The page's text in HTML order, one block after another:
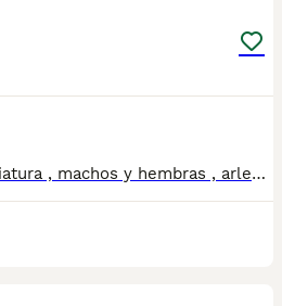
Cachorros de teckel miniatura , machos y hembras , arlequin chocolate ,arlequin , plata , chocolate solido y negro y fuego sólido , se entregarán desparasitados y vacunados con arreglo.a su edad , criados en ambiente familiar , totalmente sociavilizados . Precio según colores , a partir de 750 €